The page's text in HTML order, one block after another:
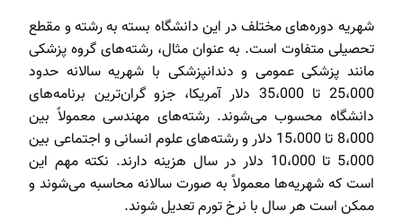
شهریه دوره‌های مختلف در این دانشگاه بسته به رشته و مقطع
تحصیلی متفاوت است. به عنوان مثال، رشته‌های گروه پزشکی
مانند پزشکی عمومی و دندانپزشکی با شهریه سالانه حدود
25،000 تا 35،000 دلار آمریکا، جزو گران‌ترین برنامه‌های
دانشگاه محسوب می‌شوند. رشته‌های مهندسی معمولاً بین
8،000 تا 15،000 دلار و رشته‌های علوم انسانی و اجتماعی بین
5،000 تا 10،000 دلار در سال هزینه دارند. نکته مهم این
است که شهریه‌ها معمولاً به صورت سالانه محاسبه می‌شوند و
ممکن است هر سال با نرخ تورم تعدیل شوند.